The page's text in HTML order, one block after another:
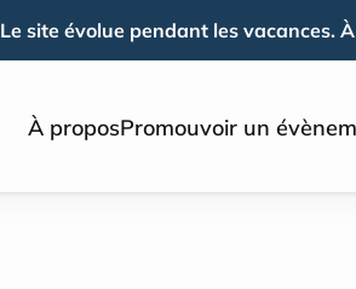
À proposPromouvoir un
Le site évolue pendant les vacances.